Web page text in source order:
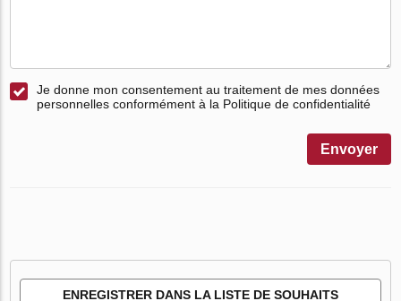
Je donne mon consentement au traitement de mes données
personnelles conformément à la Politique de confidentialité
Envoyer
ENREGISTRER DANS LA LISTE DE SOUHAITS